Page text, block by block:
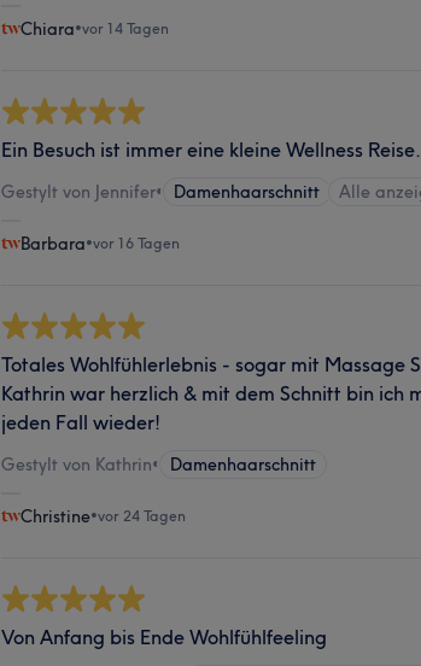
Chiara•vor 14 Tagen
Ein Besuch ist immer eine kleine Wellness Reise.
Gestylt von Jennifer• Damenhaarschnitt Alle
Barbara•vor 16 Tagen
Totales Wohlfühlerlebnis - sogar mit Massage
Kathrin war herzlich & mit dem Schnitt bin ich
jeden Fall wieder!
Gestylt von Kathrin• Damenhaarschnitt
Christine•vor 24 Tagen
Von Anfang bis Ende Wohlfühlfeeling